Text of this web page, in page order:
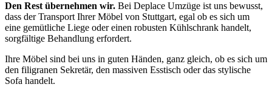
Den Rest übernehmen wir. Bei Deplace Umzüge ist uns bewusst,
dass der Transport Ihrer Möbel von Stuttgart, egal ob es sich um
eine gemütliche Liege oder einen robusten Kühlschrank handelt,
sorgfältige Behandlung erfordert.
Ihre Möbel sind bei uns in guten Händen, ganz gleich, ob es sich um
den filigranen Sekretär, den massiven Esstisch oder das stylische
Sofa handelt.